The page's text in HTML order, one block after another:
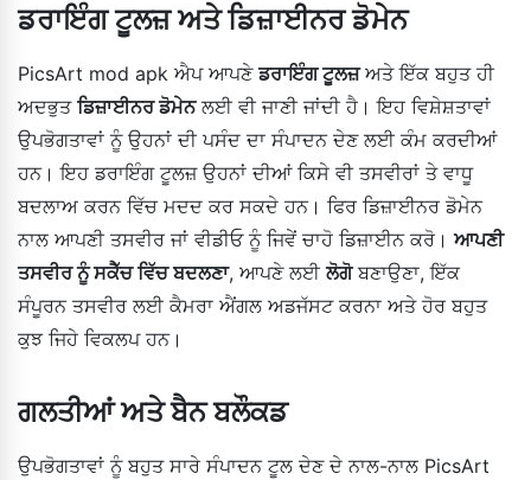
ਡਰਾਇੰਗ ਟੂਲਜ਼ ਅਤੇ ਡਿਜ਼ਾਈਨਰ ਡੋਮੇਨ
PicsArt mod apk ਐਪ ਆਪਣੇਡਰਾਇੰਗ ਟੂਲਜ਼ਅਤੇ ਇੱਕ ਬਹੁਤ ਹੀ
ਅਦਭੁਤ ਡਿਜ਼ਾਈਨਰ ਡੋਮੇਨਲਈ ਵੀ ਜਾਣੀ ਜਾਂਦੀ ਹੈ। ਇਹ ਵਿਸ਼ੇਸ਼ਤਾਵਾਂ
ਉਪਭੋਗਤਾਵਾਂ ਨੂੰ ਉਹਨਾਂ ਦੀ ਪਸੰਦ ਦਾ ਸੰਪਾਦਨ ਦੇਣ ਲਈ ਕੰਮ ਕਰਦੀਆਂ
ਹਨ। ਇਹ ਡਰਾਇੰਗ ਟੂਲਜ਼ ਉਹਨਾਂ ਦੀਆਂ ਕਿਸੇ ਵੀ ਤਸਵੀਰਾਂ ਤੇ ਵਾਧੂ
ਬਦਲਾਅ ਕਰਨ ਵਿੱਚ ਮਦਦ ਕਰ ਸਕਦੇ ਹਨ। ਫਿਰ ਡਿਜ਼ਾਈਨਰ ਡੋਮੇਨ
ਨਾਲ ਆਪਣੀ ਤਸਵੀਰ ਜਾਂ ਵੀਡੀਓ ਨੂੰ ਜਿਵੇਂ ਚਾਹੋ ਡਿਜ਼ਾਈਨ ਕਰੋ। ਆਪਣੀ
ਤਸਵੀਰ ਨੂੰ ਸਕੈੱਚ ਵਿੱਚ ਬਦਲਣਾ, ਆਪਣੇ ਲਈਲੋਗੋਬਣਾਉਣਾ, ਇੱਕ
ਸੰਪੂਰਨ ਤਸਵੀਰ ਲਈ ਕੈਮਰਾ ਐਂਗਲ ਅਡਜੱਸਟ ਕਰਨਾ ਅਤੇ ਹੋਰ ਬਹੁਤ
ਕੁਝ ਜਿਹੇ ਵਿਕਲਪ ਹਨ।
ਗਲਤੀਆਂ ਅਤੇ ਬੈਨ ਬਲੌਕਡ
ਉਪਭੋਗਤਾਵਾਂ ਨੂੰ ਬਹੁਤ ਸਾਰੇ ਸੰਪਾਦਨ ਟੂਲ ਦੇਣ ਦੇ ਨਾਲ-ਨਾਲ PicsArt